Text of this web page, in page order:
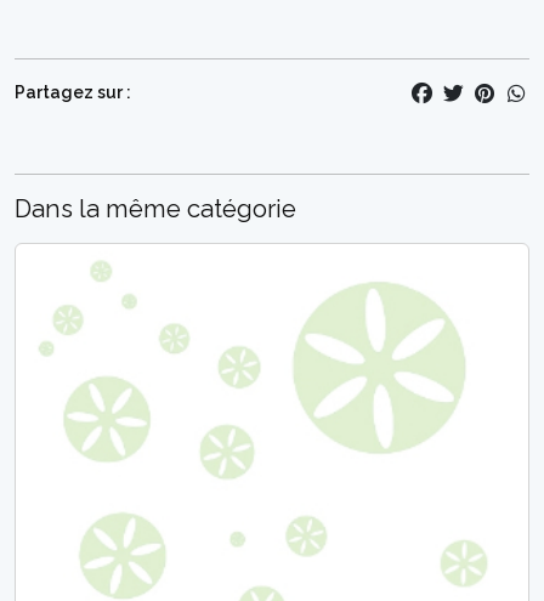
Partagez sur :
Dans la même catégorie